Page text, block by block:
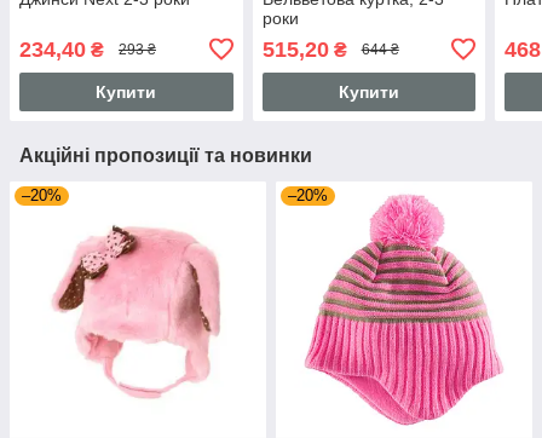
234,40 ₴ 293 ₴
Купити
роки
515,20₴ 644 ₴
Купити
468
Акційні пропозиції та новинки
–20% –20%